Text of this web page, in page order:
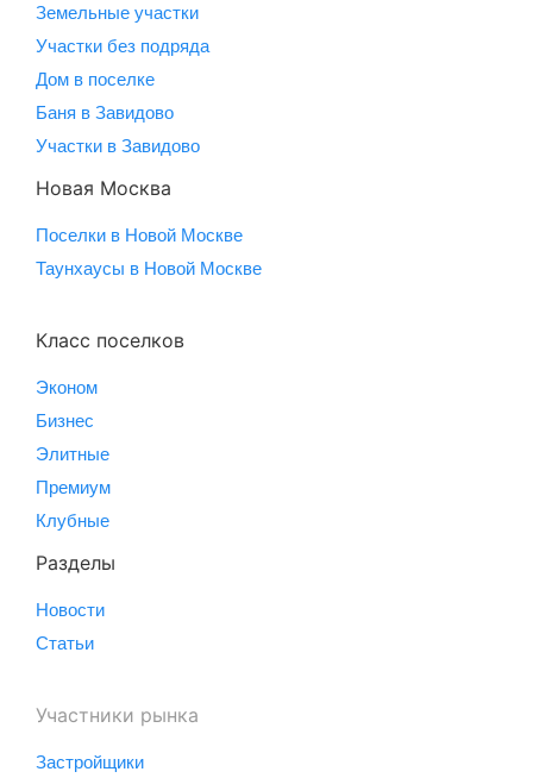
Земельные участки
Участки без подряда
Дом в поселке
Баня в Завидово
Участки в Завидово
Новая Москва
Поселки в Новой Москве
Таунхаусы в Новой Москве
Класс поселков
Эконом
Бизнес
Элитные
Премиум
Клубные
Разделы
Новости
Статьи
Участники рынка
Застройщики